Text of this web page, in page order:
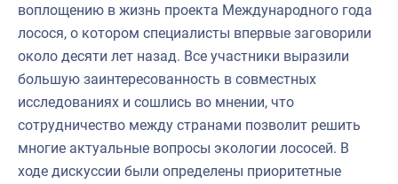
воплощению в жизнь проекта Международного года
лосося, о котором специалисты впервые заговорили
около десяти лет назад. Все участники выразили
большую заинтересованность в совместных
исследованиях и сошлись во мнении, что
сотрудничество между странами позволит решить
многие актуальные вопросы экологии лососей. В
ходе дискуссии были определены приоритетные